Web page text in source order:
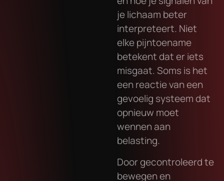
je lichaam beter
interpreteert. Niet
elke pijntoename
betekent dat er iets
misgaat. Soms is het
een reactie van een
gevoelig systeem dat
opnieuw moet
wennen aan
belasting.
Door gecontroleerd te
bewegen en